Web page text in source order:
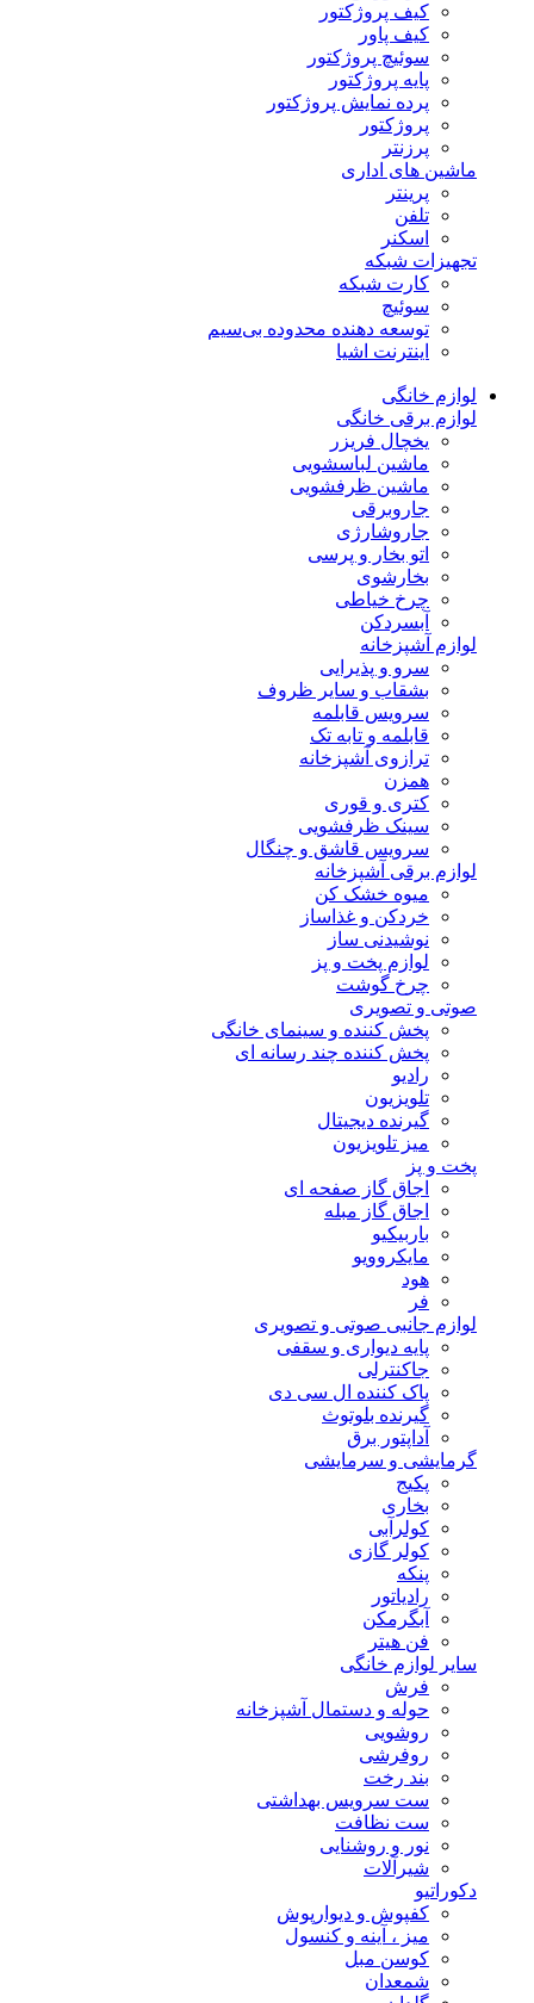
کیف پروژکتور
کیف پاور
سوئیچ پروژکتور
پایه پروژکتور
پرده نمایش پروژکتور
پروژکتور
پرزنتر
ماشین های اداری
پرینتر
تلفن
اسکنر
تجهیزات شبکه
کارت شبکه
سوئیچ
توسعه دهنده محدوده بی‌سیم
اینترنت اشیا
لوازم خانگی
لوازم برقی خانگی
یخچال فریزر
ماشین لباسشویی
ماشین ظرفشویی
جاروبرقی
جاروشارژی
اتو بخار و پرسی
بخارشوی
چرخ خیاطی
آبسردکن
لوازم آشپزخانه
سرو و پذیرایی
بشقاب و سایر ظروف
سرویس قابلمه
قابلمه و تابه تک
ترازوی آشپزخانه
همزن
کتری و قوری
سینک ظرفشویی
سرویس قاشق و چنگال
لوازم برقی آشپزخانه
میوه خشک کن
خردکن و غذاساز
نوشیدنی ساز
لوازم پخت و پز
چرخ گوشت
صوتی و تصویری
پخش کننده و سینمای خانگی
پخش کننده چند رسانه ای
رادیو
تلویزیون
گیرنده دیجیتال
میز تلویزیون
پخت و پز
اجاق گاز صفحه ای
اجاق گاز مبله
باربیکیو
مایکروویو
هود
فر
لوازم جانبی صوتی و تصویری
پایه دیواری و سقفی
جاکنترلی
پاک کننده ال سی دی
گیرنده بلوتوث
آداپتور برق
گرمایشی و سرمایشی
پکیج
بخاری
کولرآبی
کولر گازی
پنکه
رادیاتور
آبگرمکن
فن هیتر
سایر لوازم خانگی
فرش
حوله و دستمال آشپزخانه
روشویی
روفرشی
بند رخت
ست سرویس بهداشتی
ست نظافت
نور و روشنایی
شیرآلات
دکوراتیو
کفپوش و دیوارپوش
میز ، آینه و کنسول
کوسن مبل
شمعدان